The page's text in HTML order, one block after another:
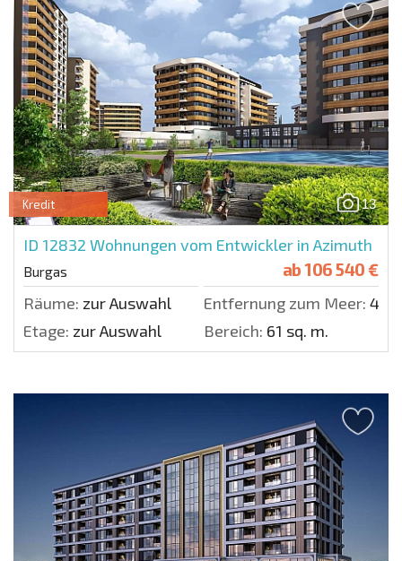
13
Kredit
ID 12832 Wohnungen vom Entwickler in Azimuth
Burgas ab106 540 €
Räume: zur Auswahl Entfernung zum Meer:
Etage: zur Auswahl Bereich: 61 sq. m.